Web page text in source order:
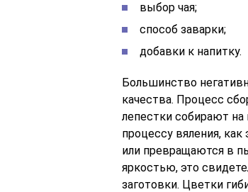
выбор чая;
способ заварки;
добавки к напитку.
Большинство
качества. Процесс
лепестки собирают
процессу вяления,
или превращаются в
яркостью, это
заготовки. Цветки